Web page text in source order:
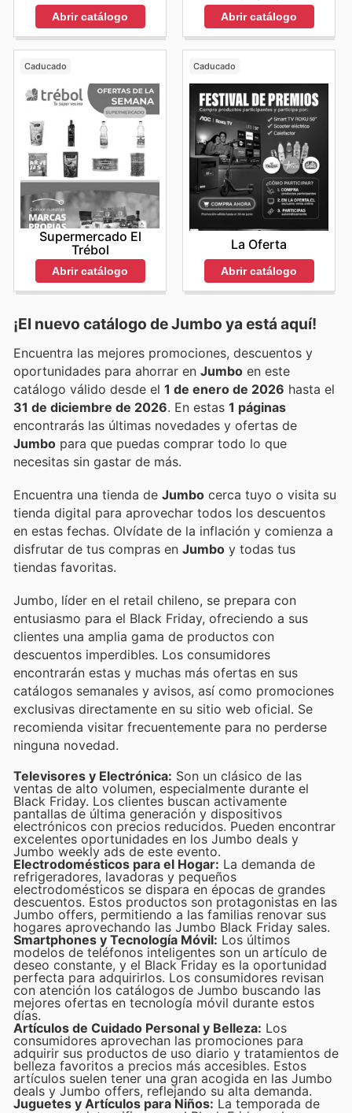
Abrir catálogo Abrir catálogo
Caducado
Supermercado El
Trébol
Abrir catálogo
Caducado
La Oferta
Abrir catálogo
¡El nuevo catálogo deJumbo ya está aquí!
Encuentra las mejores promociones, descuentos y
oportunidades para ahorrar en Jumbo en este
catálogo válido desde el 1 de enero de 2026 hasta el
31 de diciembre de 2026 . En estas 1 páginas
encontrarás las últimas novedades y ofertas de
Jumbo para que puedas comprar todo lo que
necesitas sin gastar de más.
Encuentra una tienda de Jumbo cerca tuyo o visita su
tienda digital para aprovechar todos los descuentos
en estas fechas. Olvídate de la inflación y comienza a
disfrutar de tus compras en Jumbo y todas tus
tiendas favoritas.
Jumbo, líder en el retail chileno, se prepara con
entusiasmo para el Black Friday, ofreciendo a sus
clientes una amplia gama de productos con
descuentos imperdibles. Los consumidores
encontrarán estas y muchas más ofertas en sus
catálogos semanales y avisos, así como promociones
exclusivas directamente en su sitio web oficial. Se
recomienda visitar frecuentemente para no perderse
ninguna novedad.
Televisores y Electrónica: Son un clásico de las
ventas de alto volumen, especialmente durante el
Black Friday. Los clientes buscan activamente
pantallas de última generación y dispositivos
electrónicos con precios reducidos. Pueden encontrar
excelentes oportunidades en los Jumbo deals y
Jumbo weekly ads de este evento.
Electrodomésticos para el Hogar: La demanda de
refrigeradores, lavadoras y pequeños
electrodomésticos se dispara en épocas de grandes
descuentos. Estos productos son protagonistas en las
Jumbo offers, permitiendo a las familias renovar sus
hogares aprovechando las Jumbo Black Friday sales.
Smartphones y Tecnología Móvil: Los últimos
modelos de teléfonos inteligentes son un artículo de
deseo constante, y el Black Friday es la oportunidad
perfecta para adquirirlos. Los consumidores revisan
con atención los catálogos de Jumbo buscando las
mejores ofertas en tecnología móvil durante estos
días.
Artículos de Cuidado Personal y Belleza: Los
consumidores aprovechan las promociones para
adquirir sus productos de uso diario y tratamientos de
belleza favoritos a precios más accesibles. Estos
artículos suelen tener una gran acogida en las Jumbo
deals y Jumbo offers, reflejando su alta demanda.
Juguetes y Artículos para Niños: La temporada de